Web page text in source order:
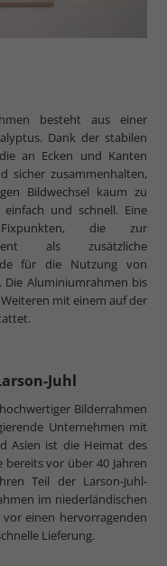
besteht aus einer
Dank der stabilen
an Ecken und Kanten
sicher zusammenhalten,
Bildwechsel kaum zu
und schnell. Eine
die zur
als zusätzliche
für die Nutzung von
Die Aluminiumrahmen bis
mit einem auf der
Juhl
Bilderrahmen
Unternehmen mit
Asien ist die Heimat des
bereits vor über 40 Jahren
Teil der Larson-Juhl-
im niederländischen
einen hervorragenden
Lieferung.